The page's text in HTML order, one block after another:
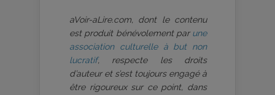
aVoir-aLire.com, dont le contenu
est produit bénévolement par une
association culturelle à but non
lucratif, respecte les droits
d’auteur et s’est toujours engagé à
être rigoureux sur ce point, dans